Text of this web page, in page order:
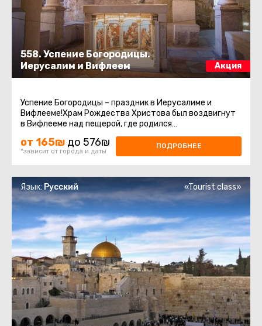
558. Успение Богородицы.
Иерусалим и Вифлеем
Акция
Успение Богородицы – праздник в Иерусалиме и
Вифлееме!Храм Рождества Христова был воздвигнут
в Вифлееме над пещерой, где родился
Иисус.Современное здание Храма Рождества ...
от 165₪ до 576₪
*зависит от города и даты
ПОДРОБНЕЕ
Язык: Русский «Tourist class»